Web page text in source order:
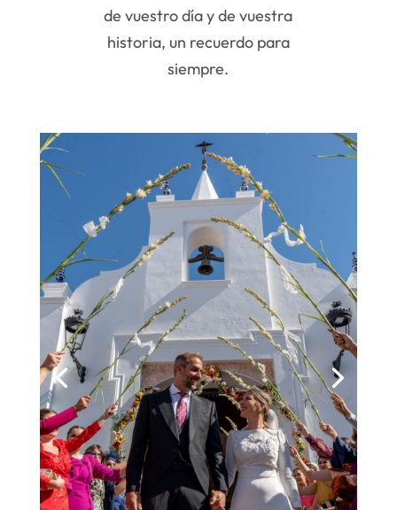
de vuestro día y de vuestra
historia, un recuerdo para
siempre.